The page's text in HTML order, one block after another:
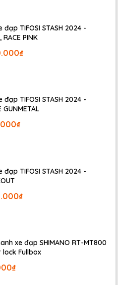
đạp TIFOSI STASH 2024 -
RACE PINK
đạp TIFOSI STASH 2024 -
GUNMETAL
đạp TIFOSI STASH 2024 -
xe đạp SHIMANO RT-MT800
lock Fullbox